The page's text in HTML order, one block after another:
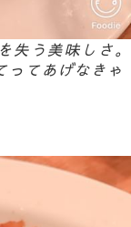
失う美味しさ。
ってあげなきゃ